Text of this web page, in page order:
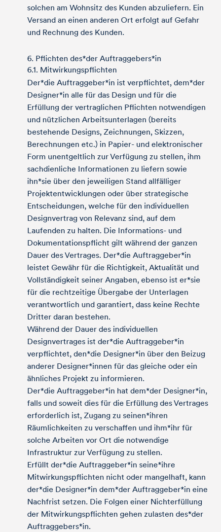
solchen am Wohnsitz des Kunden abzuliefern. Ein
Versand an einen anderen Ort erfolgt auf Gefahr
und Rechnung des Kunden.
6. Pflichten des*der Auftraggebers*in
6.1. Mitwirkungspflichten
Der*die Auftraggeber*in ist verpflichtet, dem*der
Designer*in alle für das Design und für die
Erfüllung der vertraglichen Pflichten notwendigen
und nützlichen Arbeitsunterlagen (bereits
bestehende Designs, Zeichnungen, Skizzen,
Berechnungen etc.) in Papier- und elektronischer
Form unentgeltlich zur Verfügung zu stellen, ihm
sachdienliche Informationen zu liefern sowie
ihn*sie über den jeweiligen Stand allfälliger
Projektentwicklungen oder über strategische
Entscheidungen, welche für den individuellen
Designvertrag von Relevanz sind, auf dem
Laufenden zu halten. Die Informations- und
Dokumentationspflicht gilt während der ganzen
Dauer des Vertrages. Der*die Auftraggeber*in
leistet Gewähr für die Richtigkeit, Aktualität und
Vollständigkeit seiner Angaben, ebenso ist er*sie
für die rechtzeitige Übergabe der Unterlagen
verantwortlich und garantiert, dass keine Rechte
Dritter daran bestehen.
Während der Dauer des individuellen
Designvertrages ist der*die Auftraggeber*in
verpflichtet, den*die Designer*in über den Beizug
anderer Designer*innen für das gleiche oder ein
ähnliches Projekt zu informieren.
Der*die Auftraggeber*in hat dem*der Designer*in,
falls und soweit dies für die Erfüllung des Vertrages
erforderlich ist, Zugang zu seinen*ihren
Räumlichkeiten zu verschaffen und ihm*ihr für
solche Arbeiten vor Ort die notwendige
Infrastruktur zur Verfügung zu stellen.
Erfüllt der*die Auftraggeber*in seine*ihre
Mitwirkungspflichten nicht oder mangelhaft, kann
der*die Designer*in dem*der Auftraggeber*in eine
Nachfrist setzen. Die Folgen einer Nichterfüllung
der Mitwirkungspflichten gehen zulasten des*der
Auftraggebers*in.